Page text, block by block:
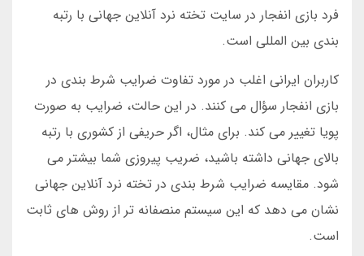
فرد بازی انفجار در سایت تخته نرد آنلاین جهانی با رتبه
بندی بین المللی است.
کاربران ایرانی اغلب در مورد تفاوت ضرایب شرط بندی در
بازی انفجار سؤال می کنند. در این حالت، ضرایب به صورت
پویا تغییر می کند. برای مثال، اگر حریفی از کشوری با رتبه
بالای جهانی داشته باشید، ضریب پیروزی شما بیشتر می
شود. مقایسه ضرایب شرط بندی در تخته نرد آنلاین جهانی
نشان می دهد که این سیستم منصفانه تر از روش های ثابت
است.